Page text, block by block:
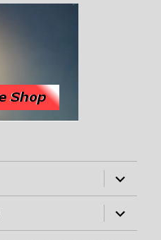
öffnen
öffnen